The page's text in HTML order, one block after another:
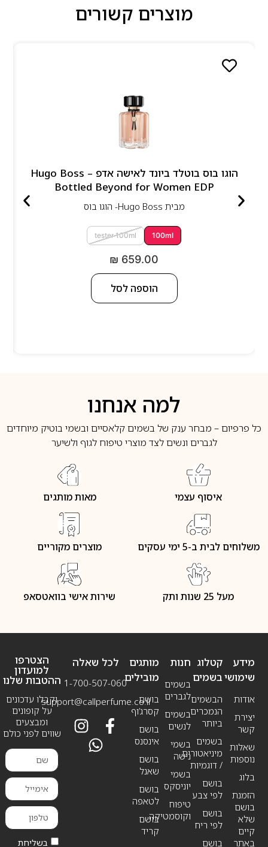
מוצרים קשורים
הוגו בוס בוטלד ביונד לאישה אדפ – Hugo Boss
Bottled Beyond for Women EDP
מבית Hugo Boss- הוגו בוס
100ml
tester 100ml
₪ 659.00
הוספה לסל
למה אנחנו
כל פרפיום – מבחר ענק של בשמים קלאסיים ובשמי בוטיק מיוחדים
לגברים ונשים לצד מוצרי טיפוח לגוף ולשיער
איסוף עצמי מאות מותגים
משלוחים לבית ב-5 ימי עסקים מוצרים מקוריים
מעל 25 שנות ותק שירות אישי בוואטסאפ
מידע
שימושי
אודות
יצירת
קשר
שאלות
נוספות
בלוג
הזמנת
בושם
שלא
קיים
באתר
חנות
בשמים
לגברים
בשמים
לנשים
בשמי
נישה
בשמי
יוניסקס
טיפוח
וקוסמטיקה
קטלוג
בשמים
הבשמים
הנמכרים
ביותר
בשמים
מיניאטורים
/ דוגמיות
בושם
לפי צבע
בושם
לפי ריח
בושם
מותגים
מובילים
בושם
קסרג’וף
בושם
אינסנס
בושם
שאנל
בושם
לטאפה
בושם
קריד
לכל שאלה
1-700-507-060
support@callperfume.co.il
הצטרפו
למועדון
ההטבות שלנו
וקבלו עדכונים
על קופונים
ומבצעים
שווים לפני כולם
בשליחת